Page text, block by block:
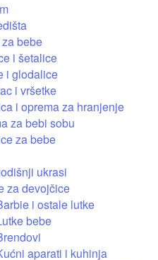
bebe
i šetalice
i glodalice
i vršetke
i oprema za hranjenje
za bebi sobu
za bebe
ukrasi
za devojčice
i ostale lutke
bebe
aparati i kuhinja